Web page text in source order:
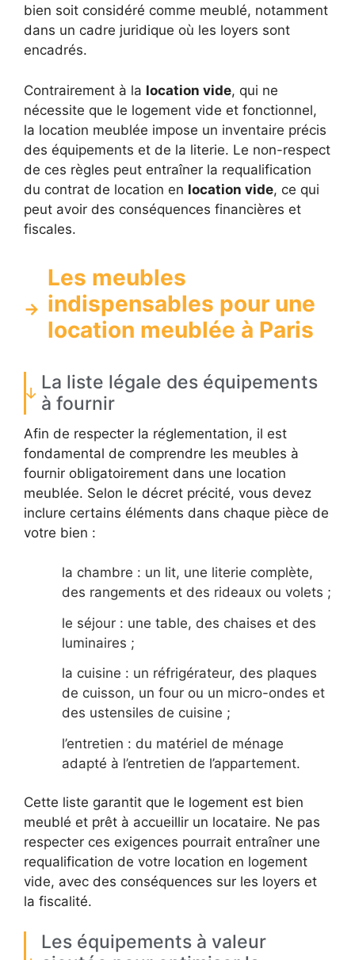
bien soit considéré comme meublé, notamment
dans un cadre juridique où les loyers sont
encadrés.
Contrairement à la location vide, qui ne
nécessite que le logement vide et fonctionnel,
la location meublée impose un inventaire précis
des équipements et de la literie. Le non-respect
de ces règles peut entraîner la requalification
du contrat de location en location vide, ce qui
peut avoir des conséquences financières et
fiscales.
Les meubles
indispensables pour une
location meublée à Paris
La liste légale des équipements
à fournir
Afin de respecter la réglementation, il est
fondamental de comprendre les meubles à
fournir obligatoirement dans une location
meublée. Selon le décret précité, vous devez
inclure certains éléments dans chaque pièce de
votre bien :
la chambre : un lit, une literie complète,
des rangements et des rideaux ou volets ;
le séjour : une table, des chaises et des
luminaires ;
la cuisine : un réfrigérateur, des plaques
de cuisson, un four ou un micro-ondes et
des ustensiles de cuisine ;
l’entretien : du matériel de ménage
adapté à l’entretien de l’appartement.
Cette liste garantit que le logement est bien
meublé et prêt à accueillir un locataire. Ne pas
respecter ces exigences pourrait entraîner une
requalification de votre location en logement
vide, avec des conséquences sur les loyers et
la fiscalité.
Les équipements à valeur